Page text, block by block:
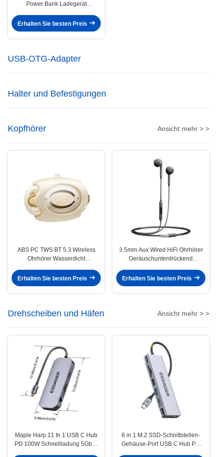
Power Bank Ladegerät
Erhalten Sie besten Preis
USB-OTG-Adapter
Halter und Befestigungen
Kopfhörer Ansicht mehr > >
ABS PC TWS BT 5.3 Wireless
Ohrhörer Wasserdicht
Erhalten Sie besten Preis
3.5mm Aux Wired HiFi Ohrhörer
Geräuschunterdrückend
Erhalten Sie besten Preis
Drehscheiben und Häfen Ansicht mehr > >
Maple Harp 11 In 1 USB C Hub
PD 100W Schnellladung 5Gbps
8 in 1 M.2 SSD-Schnittstellen-
Gehäuse-Port USB C Hub PD